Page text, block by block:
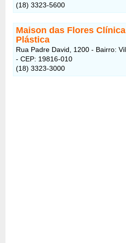
(18) 3323-5600
Maison das Flores
Plástica
Rua Padre David, 1200 - Bairro:
- CEP: 19816-010
(18) 3323-3000